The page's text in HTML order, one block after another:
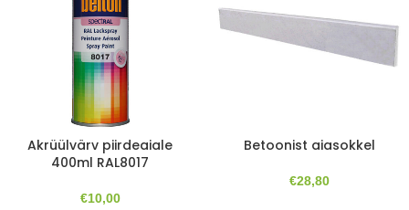
Akrüülvärv piirdeaiale
400ml RAL8017
€10,00
Betoonist aiasokkel
€28,80